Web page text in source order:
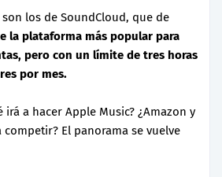
los de SoundCloud, que de
la plataforma más popular para
pero con un límite de tres horas
por mes.
a hacer Apple Music? ¿Amazon y
El panorama se vuelve